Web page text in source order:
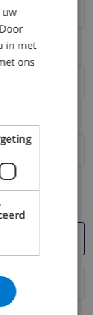
werkt.
uw
in met
ons